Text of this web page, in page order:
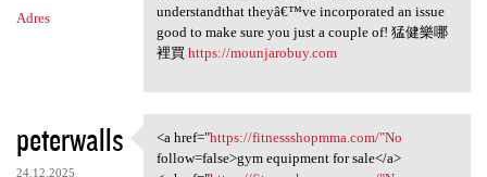
Adres
understandthat theyâ€™ve incorporated an issue
good to make sure you just a couple of! 猛健樂哪
裡買 https://mounjarobuy.com
peterwalls
24.12.2025
<a href="https:/
<a href="https://fitnessshopmma.com/"No
follow=false>gym equipment for sale</a>